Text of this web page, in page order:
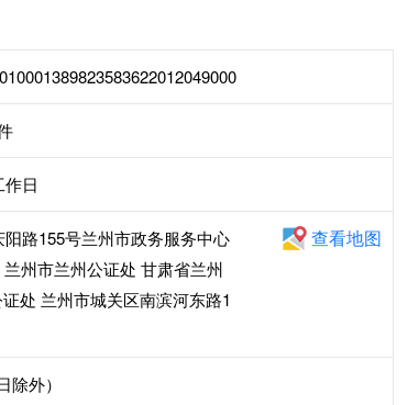
作日
路155号兰州市政务服务中心
州市兰州公证处 甘肃省兰州
处 兰州市城关区南滨河东路1
查看地图
外）